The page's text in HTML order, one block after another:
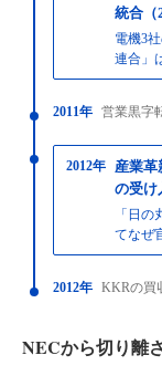
統合（
電機3
連合」
2011年 営業黒字
2012年 産業革
の受け
「日
てなぜ
2012年 KKRの買
NECから切り離